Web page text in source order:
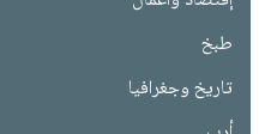
طبخ
تاريخ وجغرافيا